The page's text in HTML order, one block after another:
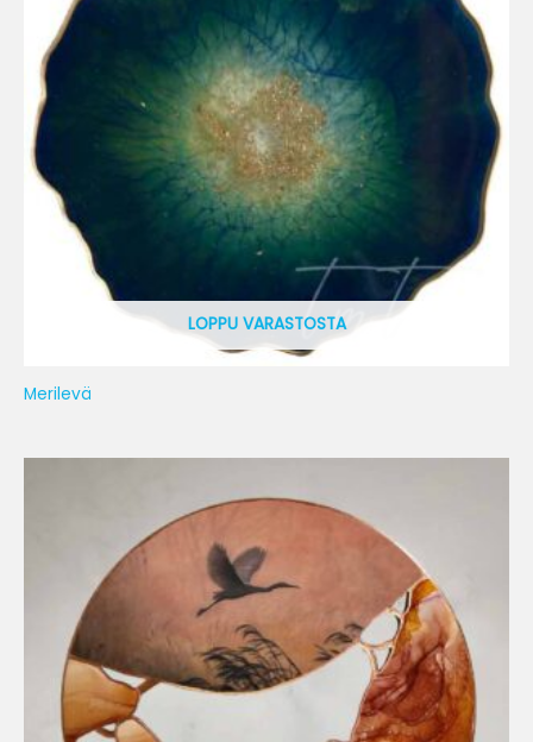
LOPPU VARASTOSTA
Merilevä